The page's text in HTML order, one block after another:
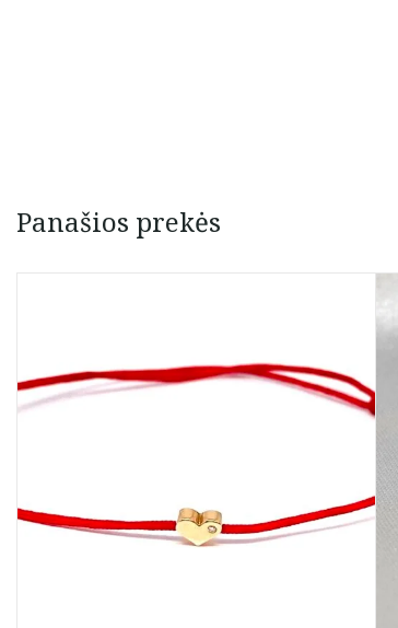
Panašios prekės